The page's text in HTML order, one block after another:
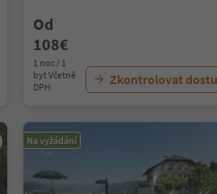
Od
108€
1 noc / 1
byt Včetně
DPH
Zkontrolovat
Na vyžádání